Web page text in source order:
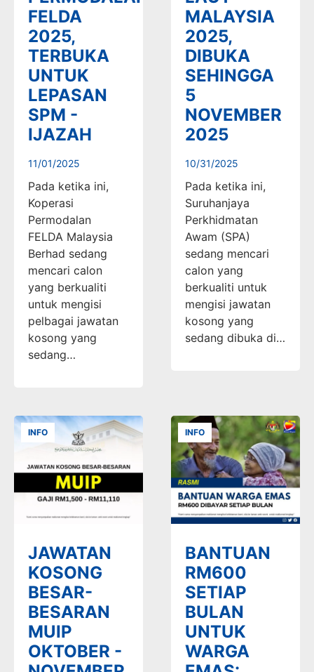
FELDA
2025,
TERBUKA
UNTUK
LEPASAN
SPM -
IJAZAH
11/01/2025
Pada ketika ini,
Koperasi
Permodalan
FELDA Malaysia
Berhad sedang
mencari calon
yang berkualiti
untuk mengisi
pelbagai jawatan
kosong yang
sedang…
MALAYSIA
2025,
DIBUKA
SEHINGGA
5
NOVEMBER
2025
10/31/2025
Pada ketika ini,
Suruhanjaya
Perkhidmatan
Awam (SPA)
sedang mencari
calon yang
berkualiti untuk
mengisi jawatan
kosong yang
sedang dibuka di…
INFO
JAWATAN
KOSONG
BESAR-
BESARAN
MUIP
OKTOBER -
INFO
BANTUAN
RM600
SETIAP
BULAN
UNTUK
WARGA